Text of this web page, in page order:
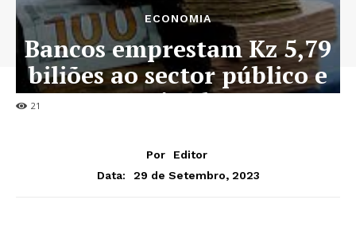
21
ECONOMIA
Bancos emprestam Kz 5,79
biliões ao sector público e
privado
Por
Editor
Data:
29 de Setembro, 2023